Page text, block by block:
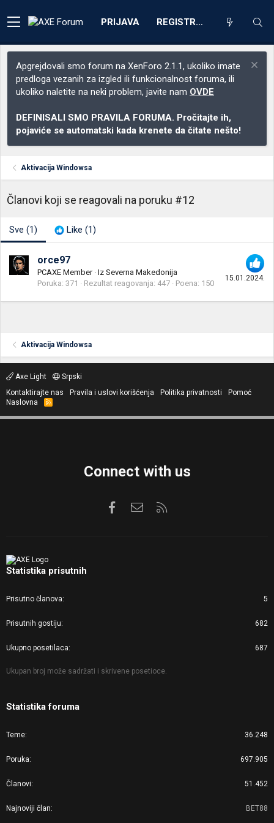
PRIJAVA REGISTRACIJA
Apgrejdovali smo forum na XenForo 2.1.1, ukoliko imate
predloga vezanih za izgled ili funkcionalnost foruma, ili
ukoliko naletite na neki problem, javite nam OVDE
DEFINISALI SMO PRAVILA FORUMA. Pročitajte ih,
pojaviće se automatski kada krenete da čitate nešto!
Aktivacija Windowsa
Članovi koji se reagovali na poruku #12
Sve (1) Like (1)
15.01.2024.
orce97
PCAXE Member · Iz Severna Makedonija
Poruka 371 Rezultat reagovanja 447 Poena 150
Aktivacija Windowsa
Axe Light
Srpski
Kontaktirajte nas
Pravila i uslovi korišćenja Politika privatnosti
Pomoć
Naslovna
R
S
Connect with us
FacebookKontaktirajte nas
Statistika prisutnih
Prisutno članova 5
Prisutnih gostiju 682
Ukupno posetilaca 687
Ukupan broj može sadržati i skrivene posetioce.
Statistika foruma
Teme 36.248
Poruka 697.905
Članovi 51.452
Najnoviji član BET88